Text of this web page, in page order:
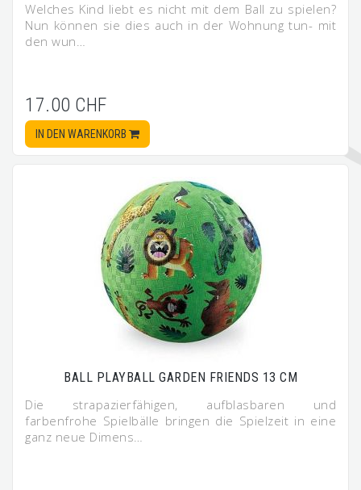
Welches Kind liebt es nicht mit dem Ball zu spielen?
Nun können sie dies auch in der Wohnung tun- mit
den wun…
17.00 CHF
IN DEN WARENKORB
BALL PLAYBALL GARDEN FRIENDS 13 CM
Die strapazierfähigen, aufblasbaren und
farbenfrohe Spielbälle bringen die Spielzeit in eine
ganz neue Dimens…